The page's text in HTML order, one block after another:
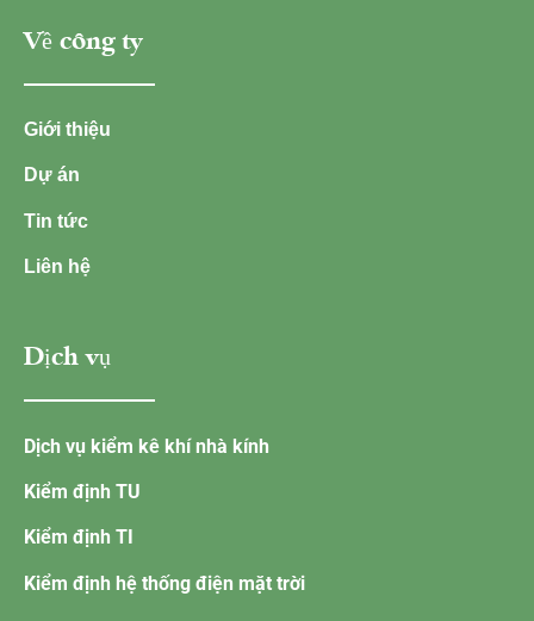
Về công ty
Giới thiệu
Dự án
Tin tức
Liên hệ
Dịch vụ
Dịch vụ kiểm kê khí nhà kính
Kiểm định TU
Kiểm định TI
Kiểm định hệ thống điện mặt trời